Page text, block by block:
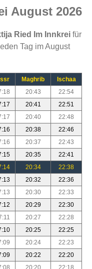
August 2026
Ried Im Innkrei für
Tag im August
Maghrib
Ischaa
20:43
22:54
20:41
22:51
20:40
22:48
20:38
22:46
20:37
22:43
20:35
22:41
20:34
22:38
20:32
22:36
20:30
22:33
20:29
22:30
20:27
22:28
20:25
22:25
20:24
22:23
20:22
22:20
20:20 22:18